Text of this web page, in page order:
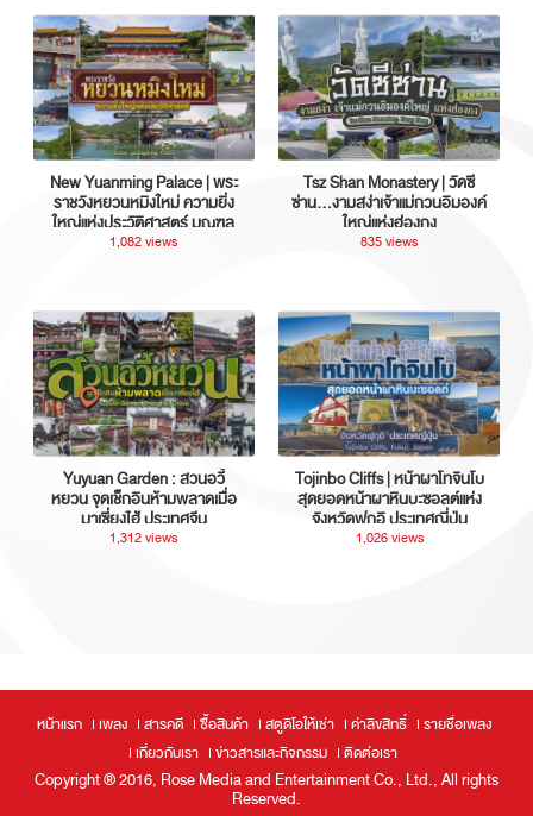
New Yuanming Palace | พระ
ราชวังหยวนหมิงใหม่ ความยิ่ง
ใหญ่แห่งประวัติศาสตร์ มณฑล
กวางตุ้ง ประเทศจีน
1,082 views
Tsz Shan Monastery | วัดซี
ซ่าน…งามสง่าเจ้าแม่กวนอิมองค์
ใหญ่แห่งฮ่องกง
835 views
Yuyuan Garden : สวนอวี้
หยวน จุดเช็กอินห้ามพลาดเมื่อ
มาเซี่ยงไฮ้ ประเทศจีน
1,312 views
Tojinbo Cliffs | หน้าผาโทจินโบ
สุดยอดหน้าผาหินบะซอลต์แห่ง
จังหวัดฟุกุอิ ประเทศญี่ปุ่น
1,026 views
หน้าแรก เพลง สารคดี ซื้อสินค้า สตูดิโอให้เช่า ค่าลิขสิทธิ์
รายชื่อเพลง
เกี่ยวกับเรา
ข่าวสารและกิจกรรม ติดต่อเรา
Copyright ® 2016, Rose Media and Entertainment Co., Ltd., All rights
Reserved.